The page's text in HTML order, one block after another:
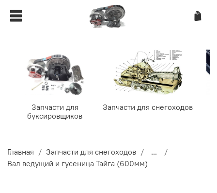
Запчасти для
буксировщиков
Запчасти для снегоходов
Главная Запчасти для снегоходов
...
Вал ведущий и гусеница Тайга (600мм)